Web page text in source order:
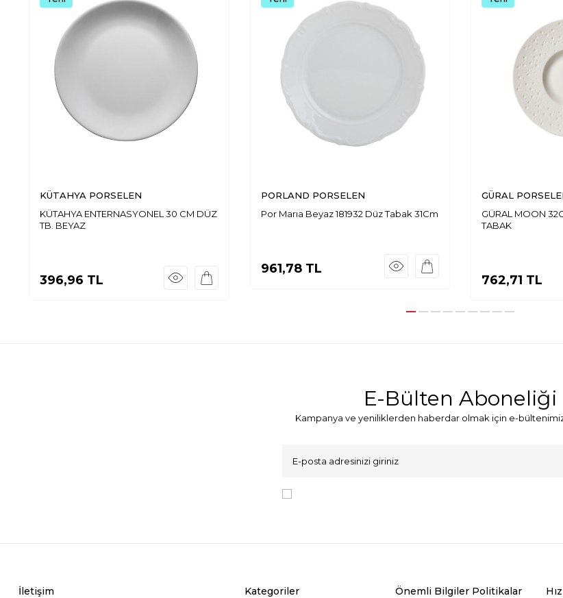
KÜTAHYA PORSELEN
KÜTAHYA ENTERNASYONEL 30 CM DÜZ
TB. BEYAZ
396,96 TL
PORLAND PORSELEN
Por Marıa Beyaz 181932 Düz Tabak 31Cm
961,78TL
GÜRAL
GÜRAL MOON
TABAK
762,71 TL
E-Bülten Aboneliği
Kampanya ve yeniliklerden haberdar olmak için e-
İletişim Kategoriler Önemli Bilgiler Politikalar